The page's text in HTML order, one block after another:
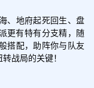
、地府起死回生、盘
更有特有分支精，随
搭配，助阵你与队友
战局的关键！